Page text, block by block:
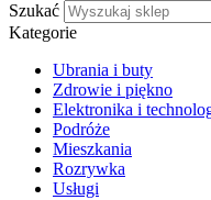
Szukać
Kategorie
Ubrania i buty
Zdrowie i piękno
Elektronika i
Podróże
Mieszkania
Rozrywka
Usługi